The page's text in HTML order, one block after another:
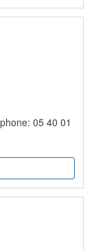
05 40 01